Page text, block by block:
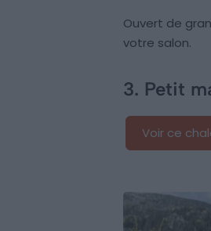
Ouvert de
votre salon.
3. Petit
Voir ce